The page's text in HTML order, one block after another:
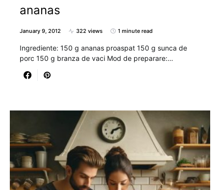
ananas
January 9, 2012 322 views 1 minute read
Ingrediente: 150 g ananas proaspat 150 g sunca de
porc 150 g branza de vaci Mod de preparare:…